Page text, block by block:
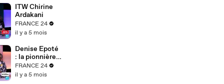
Australie
ITW Chirine
Ardakani
FRANCE 24
il y a 5 mois
Denise Epoté
: la pionnière
du journal
télévisé
FRANCE 24
il y a 5 mois